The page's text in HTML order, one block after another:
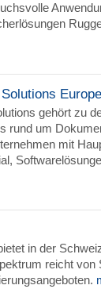
gehört zu
rund um
mit
in der
reicht von